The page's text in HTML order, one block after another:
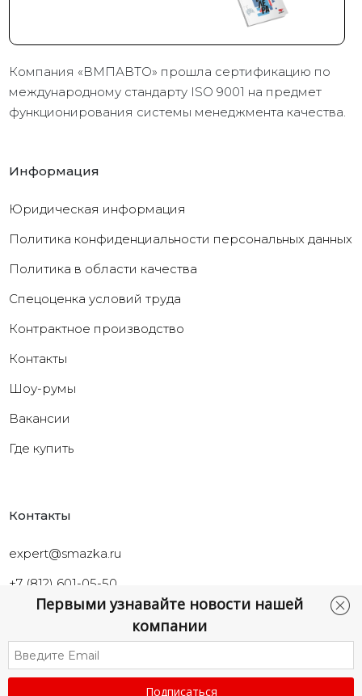
Первыми узнавайте новости нашей
компании
Компания «ВМПАВТО» прошла сертификацию по
международному стандарту ISO 9001 на предмет
функционирования системы менеджмента качества.
Информация
Юридическая информация
Политика конфиденциальности персональных данных
Политика в области качества
Cпецоценка условий труда
Контрактное производство
Контакты
Шоу-румы
Вакансии
Где купить
Контакты
expert@smazka.ru
+7 (812) 601-05-50
Санкт-Петербург,
ул.Промышленная, д.40а